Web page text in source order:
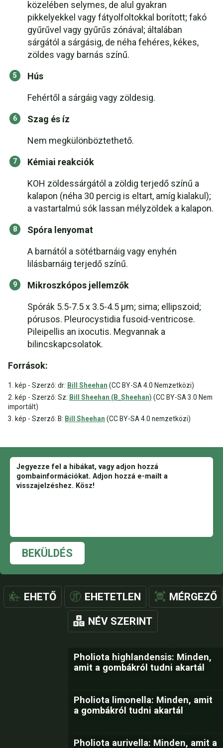
közelében selymes, de alul gyakran
pikkelyekkel vagy fátyolfoltokkal borított; fakó
gyűrűvel vagy gyűrűs zónával; általában
sárgától a sárgásig, de néha fehéres, kékes,
zöldes vagy barnás színű.
Hús
Fehértől a sárgáig vagy zöldesig.
Szag és íz
Nem megkülönböztethető.
Kémiai reakciók
KOH zöldessárgától a zöldig terjedő színű a
kalapon (néha 30 percig is eltart, amíg kialakul);
a vastartalmú sók lassan mélyzöldek a kalapon.
Spóra lenyomat
A barnától a sötétbarnáig vagy enyhén
lilásbarnáig terjedő színű.
Mikroszkópos jellemzők
Spórák 5.5-7.5 x 3.5-4.5 μm; sima; ellipszoid;
pórusos. Pleurocystidia fusoid-ventricose.
Pileipellis an ixocutis. Megvannak a
bilincskapcsolatok.
Források:
1. kép - Szerző: dr: Bill Sheehan (CC BY-SA 4.0 Nemzetközi)
2. kép - Szerző: Sz: Bill Sheehan (B_Sheehan) (CC BY-SA 3.0 Nem
importált)
3. kép - Szerző: B: Bill Sheehan (CC BY-SA 4.0 nemzetközi)
BEKÜLDÉS
EHETŐ EHETETLEN MÉRGEZŐ
NÉV SZERINT
Pholiota highlandensis: Minden,
amit a gombákról tudni akartál
Pholiota limonella: Minden, amit
a gombákról tudni akartál
Pholiota aurivella: Minden, amit a